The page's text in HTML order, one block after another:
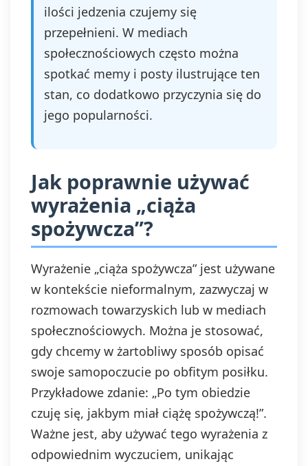
ilości jedzenia czujemy się
przepełnieni. W mediach
społecznościowych często można
spotkać memy i posty ilustrujące ten
stan, co dodatkowo przyczynia się do
jego popularności.
Jak poprawnie używać
wyrażenia „ciąża
spożywcza”?
Wyrażenie „ciąża spożywcza” jest używane
w kontekście nieformalnym, zazwyczaj w
rozmowach towarzyskich lub w mediach
społecznościowych. Można je stosować,
gdy chcemy w żartobliwy sposób opisać
swoje samopoczucie po obfitym posiłku.
Przykładowe zdanie: „Po tym obiedzie
czuję się, jakbym miał ciążę spożywczą!”.
Ważne jest, aby używać tego wyrażenia z
odpowiednim wyczuciem, unikając